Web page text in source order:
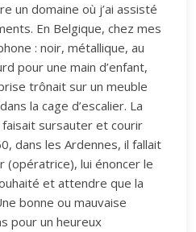
un domaine où j’ai assisté
En Belgique, chez mes
: noir, métallique, au
pour une main d’enfant,
trônait sur un meuble
la cage d’escalier. La
sursauter et courir
dans les Ardennes, il fallait
(opératrice), lui énoncer le
et attendre que la
bonne ou mauvaise
pour un heureux